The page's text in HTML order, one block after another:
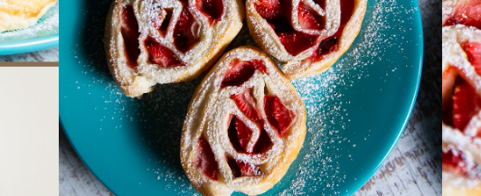
EMPRESA
SAC